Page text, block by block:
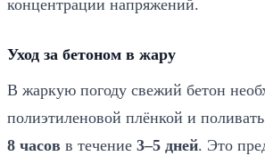
грунт.
Отсыпка щебнем фракции 20–40
Поверх песчаной подушки
уплотняем виброплитой до
камни не проворачиваются под
концентрации напряжений.
Уход за бетоном в жару
В жаркую погоду свежий бетон
полиэтиленовой плёнкой и
8 часов в течение 3–5 дней. Это